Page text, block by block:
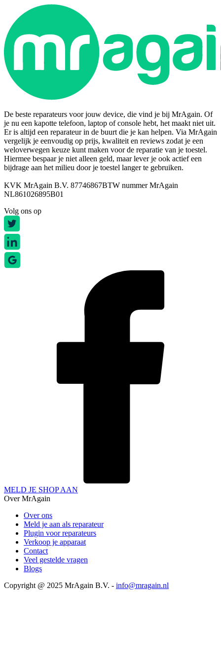
De beste reparateurs voor jouw device, die vind je bij MrAgain. Of
je nu een kapotte telefoon, laptop of console hebt, het maakt niet uit.
Er is altijd een reparateur in de buurt die je kan helpen. Via MrAgain
vergelijk je eenvoudig op prijs, kwaliteit en reviews zodat je een
weloverwegen keuze kunt maken voor de reparatie van je toestel.
Hiermee bespaar je niet alleen geld, maar lever je ook actief een
bijdrage aan het milieu door je toestel langer te gebruiken.
KVK MrAgain B.V. 87746867BTW nummer MrAgain
NL861026895B01
Volg ons op
MELD JE SHOP AAN
Over MrAgain
Over ons
Meld je aan als reparateur
Plugin voor reparateurs
Verkoop je apparaat
Contact
Veel gestelde vragen
Blogs
Copyright @ 2025 MrAgain B.V. - info@mragain.nl